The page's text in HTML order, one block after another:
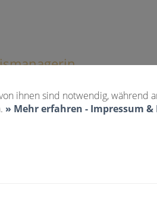
ihnen sind notwendig, während
» Mehr erfahren - Impressum